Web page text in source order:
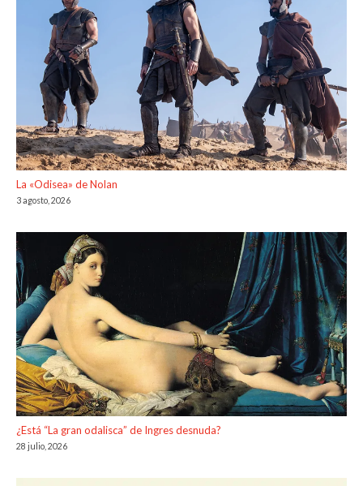
La «Odisea» de Nolan
3 agosto, 2026
¿Está “La gran odalisca” de Ingres desnuda?
28 julio, 2026